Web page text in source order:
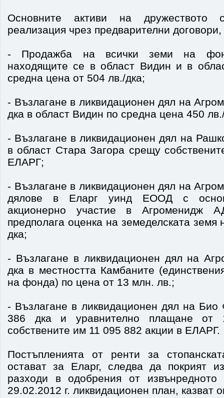
Основните активи на дружеството
реализация чрез предварителни
- Продажба на всички земи на
находящите се в област Видин и в
средна цена от 504 лв./дка;
- Възлагане в ликвидационен дял на
дка в област Видин по средна цена 450
- Възлагане в ликвидационен дял на
в област Стара Загора срещу
ЕЛАРГ;
- Възлагане в ликвидационен дял на
дялове в Еларг уинд ЕООД с
акционерно участие в Агроменидж
предполага оценка на земеделската
дка;
- Възлагане в ликвидационен дял на
дка в местността Камбаните
на фонда) по цена от 13 млн. лв.;
- Възлагане в ликвидационен дял на
386 дка и уравнително плащане
собствените им 11 095 882 акции в ЕЛАРГ.
Постъпленията от ренти за
остават за Еларг, следва да покрият
разходи в одобрения от
29.02.2012 г. ликвидационен план, казват